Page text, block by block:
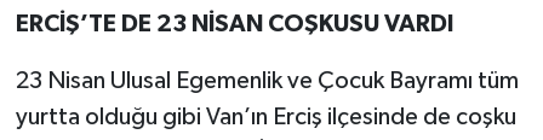
ERCİŞ’TE DE 23 NİSAN COŞKUSU VARDI
23 Nisan Ulusal Egemenlik ve Çocuk Bayramı tüm
yurtta olduğu gibi Van’ın Erciş ilçesinde de coşku